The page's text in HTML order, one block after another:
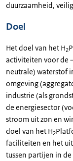
duurzaamheid,
Doel
Het doel van het H2
activiteiten voor de
neutrale) waterstof
omgeving
industrie (als
de energiesector
stroom uit zon en
doel van het H2
faciliteiten en het
tussen partijen in